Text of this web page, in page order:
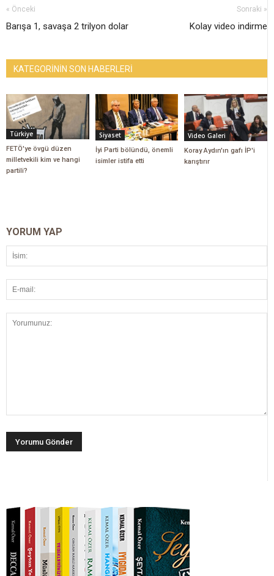
« Önceki
Barışa 1, savaşa 2 trilyon dolar
Sonraki »
Kolay video indirme
KATEGORİNİN SON HABERLERİ
Türkiye
FETÖ'ye övgü düzen
milletvekili kim ve hangi
partili?
Siyaset
İyi Parti bölündü, önemli
isimler istifa etti
Video Galeri
Koray Aydın'ın gafı İP'i
karıştırır
YORUM YAP